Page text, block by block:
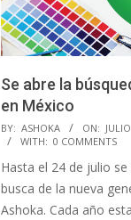
Se abre la
en México
2015-
07-
16
BY: ASHOKA ON:
WITH: 0 COMMENTS
Hasta el 24 de julio
busca de la nueva
Ashoka. Cada año